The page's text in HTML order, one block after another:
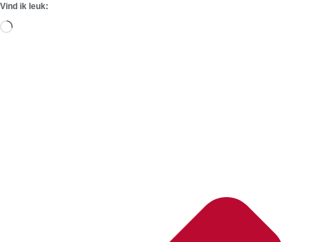
Vind ik leuk:
Aan